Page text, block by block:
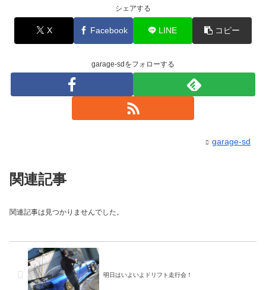
シェアする
X Facebook LINE コピー
garage-sdをフォローする
garage-sd
関連記事
関連記事は見つかりませんでした。
明日はいよいよドリフト走行会！